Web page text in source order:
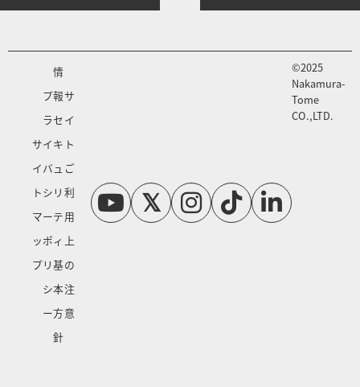
サ
イ
ト
マ
ッ
プ
プ
ラ
イ
バ
シ
ー
ポ
リ
シ
ー
情
報
セ
キ
ュ
リ
テ
ィ
基
本
方
針
サ
イ
ト
ご
利
用
上
の
注
意
©2025
Nakamura-
Tome
CO.,LTD.